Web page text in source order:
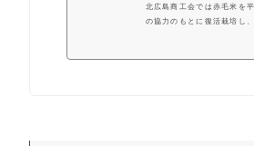
北広島商工会では赤毛米を
の協力のもとに復活栽培し